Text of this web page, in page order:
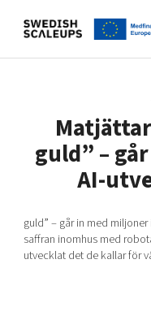
Events
Kunskapsbank
guld” –
AI-
guld” – går in med
saffran inomhus med
utvecklat det de kallar för